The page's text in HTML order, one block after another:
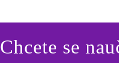
Chcete se